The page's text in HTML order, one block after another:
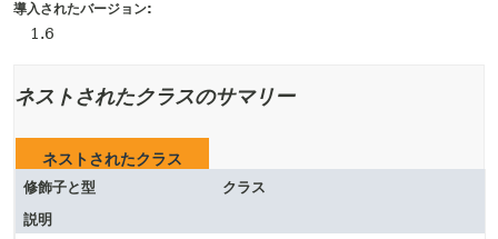
導入されたバージョン:
1.6
ネストされたクラスのサマリー
ネストされたクラス
修飾子と型
クラス
説明